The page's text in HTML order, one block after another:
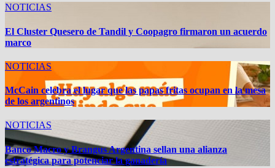
NOTICIAS
El Cluster Quesero de Tandil y Coopagro firmaron un acuerdo
marco
NOTICIAS
McCain celebra el lugar que las papas fritas ocupan en la mesa
de los argentinos
NOTICIAS
Banco Macro y Brangus Argentina sellan una alianza
estratégica para potenciar la ganadería